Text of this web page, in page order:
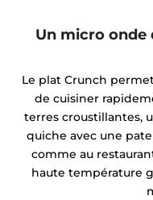
Un micro onde
Le plat Crunch
de cuisiner
terres croustillantes,
quiche avec une
comme au
haute température